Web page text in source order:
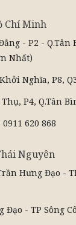
Chí Minh
- P2 - Q.Tân
Nhất)
Nghĩa, P8,
P4, Q.Tân
620 868
Nguyên
Hưng Đạo -
Đạo - TP Sông